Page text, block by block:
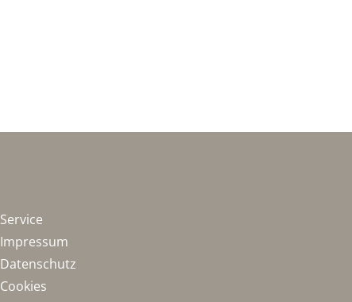
Service
Impressum
Datenschutz
Cookies